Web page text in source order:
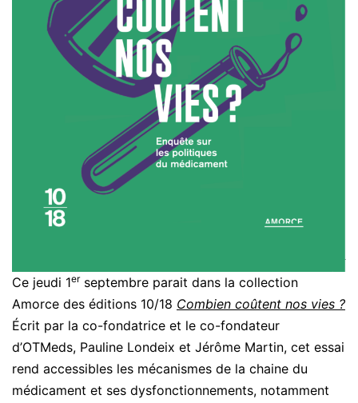
Ce jeudi 1erseptembre parait dans la collection
Amorce des éditions 10/18 Combien coûtent nos vies ?
Écrit par la co-fondatrice et le co-fondateur
d’OTMeds, Pauline Londeix et Jérôme Martin, cet essai
rend accessibles les mécanismes de la chaine du
médicament et ses dysfonctionnements, notamment